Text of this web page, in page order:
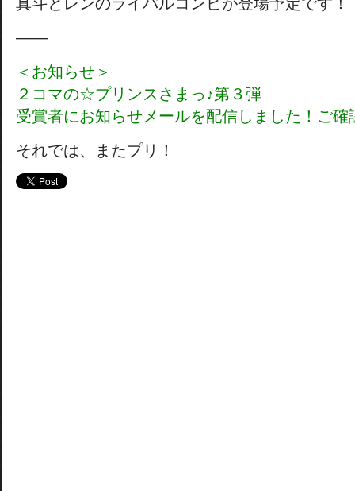
——
＜お知らせ＞
２コマの☆プリンスさまっ♪第３弾
受賞者にお知らせメールを配信しました！ご確
それでは、またプリ！